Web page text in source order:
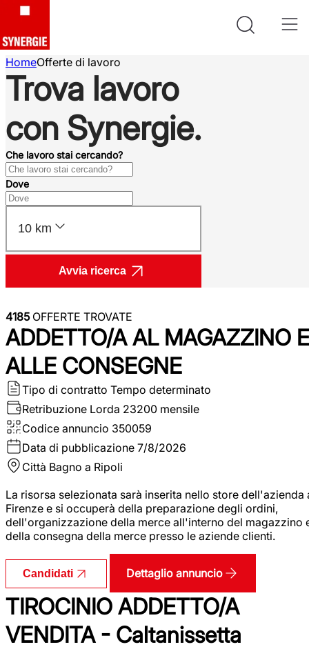
HomeOfferte di lavoro
Trova lavoro
con Synergie.
Che lavoro stai cercando?
Dove
10 km
Avvia ricerca
4185OFFERTE TROVATE
ADDETTO/A AL MAGAZZINO E
ALLE CONSEGNE
Tipo di contratto Tempo determinato
Retribuzione Lorda 23200 mensile
Codice annuncio 350059
Data di pubblicazione 7/8/2026
Città Bagno a Ripoli
La risorsa selezionata sarà inserita nello store dell'azienda
Firenze e si occuperà della preparazione degli ordini,
dell'organizzazione della merce all'interno del magazzino
della consegna della merce presso le aziende clienti.
Candidati Dettaglio annuncio
TIROCINIO ADDETTO/A
VENDITA - Caltanissetta